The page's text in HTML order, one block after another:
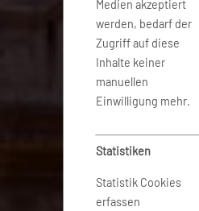
Medien akzeptiert
werden, bedarf der
Zugriff auf diese
Inhalte keiner
manuellen
Einwilligung mehr.
Statistiken
Statistik Cookies
erfassen